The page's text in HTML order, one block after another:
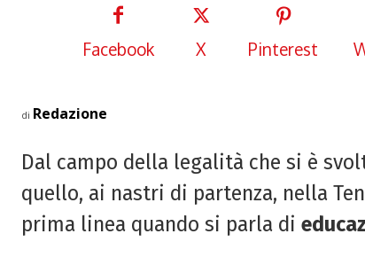
Facebook X Pinterest
di Redazione
Dal campo della legalità che si è
quello, ai nastri di partenza, nella
prima linea quando si parla di